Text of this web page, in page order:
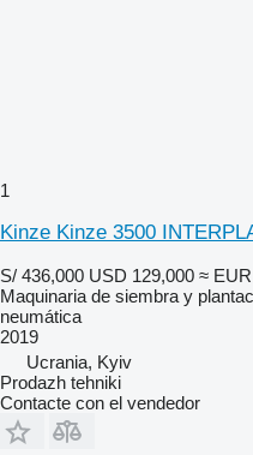
1
Kinze Kinze 3500
S/ 436,000 USD 129,000 ≈
Maquinaria de siembra y
neumática
2019
Ucrania, Kyiv
Prodazh tehniki
Contacte con el vendedor